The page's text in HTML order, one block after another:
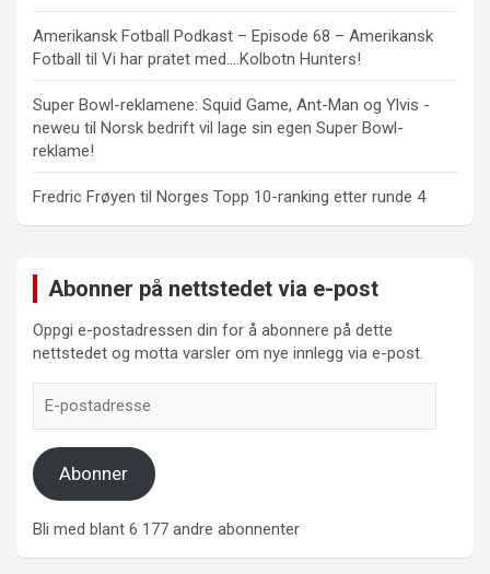
Amerikansk Fotball Podkast – Episode 68 – Amerikansk
Fotball til Vi har pratet med….Kolbotn Hunters!
Super Bowl-reklamene: Squid Game, Ant-Man og Ylvis -
neweu til Norsk bedrift vil lage sin egen Super Bowl-
reklame!
Fredric Frøyen til Norges Topp 10-ranking etter runde 4
Abonner på nettstedet via e-post
Oppgi e-postadressen din for å abonnere på dette
nettstedet og motta varsler om nye innlegg via e-post.
postadresse
Abonner
Bli med blant 6 177 andre abonnenter